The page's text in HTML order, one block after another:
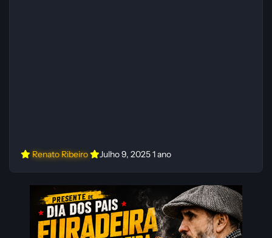
Renato Ribeiro Julho 9, 20251 ano